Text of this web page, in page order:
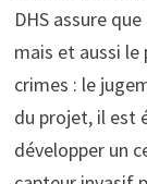
DHS assure
mais et aussi
crimes : le
du projet, il est
développer un